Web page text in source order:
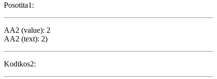
Posotita1:
AA2 (value): 2
AA2 (text): 2)
Kodikos2: